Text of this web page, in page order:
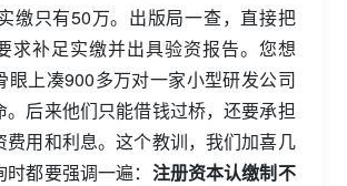
缴只有50万。出版局一查，直接把
求补足实缴并出具验资报告。您想
眼上凑900多万对一家小型研发公司
。后来他们只能借钱过桥，还要承担
费用和利息。这个教训，我们加喜几
都要强调一遍： 注册资本认缴制不